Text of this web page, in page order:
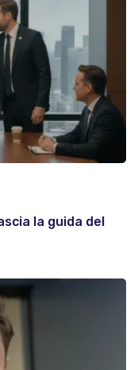
la guida del